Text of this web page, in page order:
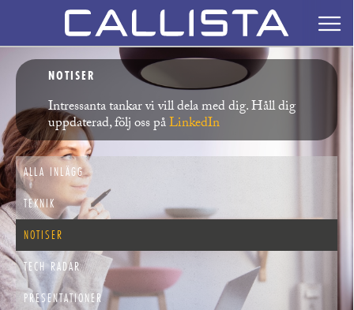
NOTISER
Intressanta tankar vi vill dela med dig. Håll dig
uppdaterad, följ oss påLinkedIn
ALLA INLÄGG
TEKNIK
NOTISER
TECH RADAR
PRESENTATIONER